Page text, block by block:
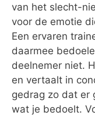
van het slecht-
voor de emotie
Een ervaren
daarmee
deelnemer niet.
en vertaalt in
gedrag zo dat er
wat je bedoelt.